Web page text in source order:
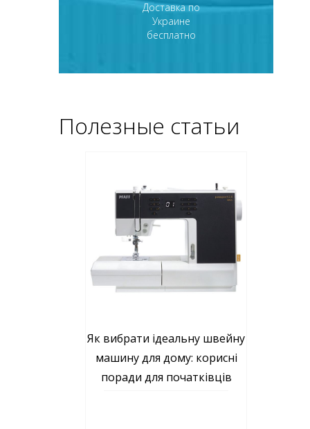
Доставка по
Украине
бесплатно
Полезные статьи
Як вибрати ідеальну швейну
машину для дому: корисні
поради для початківців